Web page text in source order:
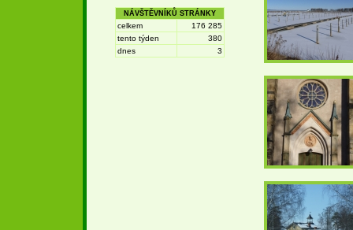
NÁVŠTĚVNÍKŮ STRÁNKY
celkem
176 285
tento týden
380
dnes
3